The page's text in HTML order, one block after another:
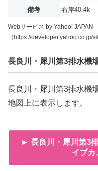
備考 右岸40.4k
Webサービス by Yahoo! JAPAN
（https://developer.yahoo.co.jp/
長良川・犀川第3排水機
長良川・犀川第3排水機
地図上に表示します。
► 長良川・犀川第3
イブカ